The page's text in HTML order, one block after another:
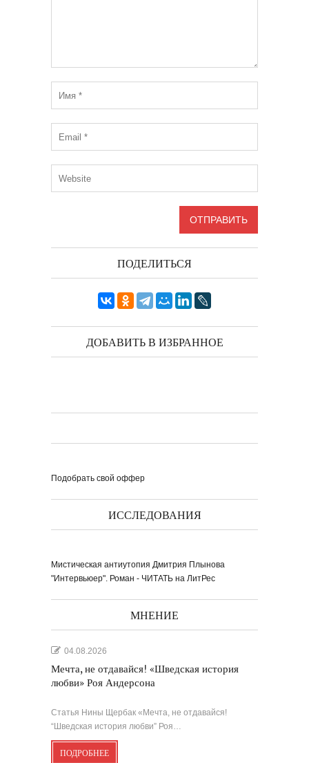
ПОДЕЛИТЬСЯ
ДОБАВИТЬ В ИЗБРАННОЕ
Подобрать свой оффер
ИССЛЕДОВАНИЯ
Мистическая антиутопия Дмитрия Плынова
"Интервьюер". Роман - ЧИТАТЬ на ЛитРес
МНЕНИЕ
04.08.2026
Мечта, не отдавайся! «Шведская история
любви» Роя Андерсона
Статья Нины Щербак «Мечта, не отдавайся!
“Шведская история любви” Роя…
ПОДРОБНЕЕ